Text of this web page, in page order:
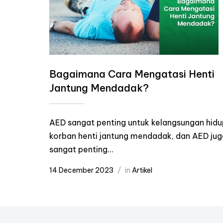
Bagaimana Cara Mengatasi Henti
Jantung Mendadak?
AED sangat penting untuk kelangsungan
korban henti jantung mendadak, dan AED
sangat penting...
14 December 2023 in Artikel